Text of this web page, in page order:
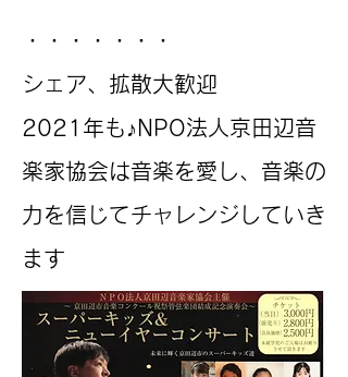
・・・・・・・
シェア、拡散大歓迎
2021年も♪NPO法人京田辺音
楽家協会は音楽を愛し、音楽の
力を信じてチャレンジしていき
ます